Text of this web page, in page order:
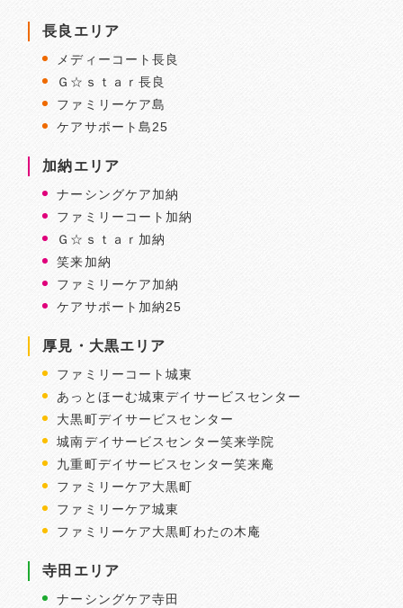
長良エリア
メディーコート長良
Ｇ☆ｓｔａｒ長良
ファミリーケア島
ケアサポート島25
加納エリア
ナーシングケア加納
ファミリーコート加納
Ｇ☆ｓｔａｒ加納
笑来加納
ファミリーケア加納
ケアサポート加納25
厚見・大黒エリア
ファミリーコート城東
あっとほーむ城東デイサービスセンター
大黒町デイサービスセンター
城南デイサービスセンター笑来学院
九重町デイサービスセンター笑来庵
ファミリーケア大黒町
ファミリーケア城東
ファミリーケア大黒町わたの木庵
寺田エリア
ナーシングケア寺田